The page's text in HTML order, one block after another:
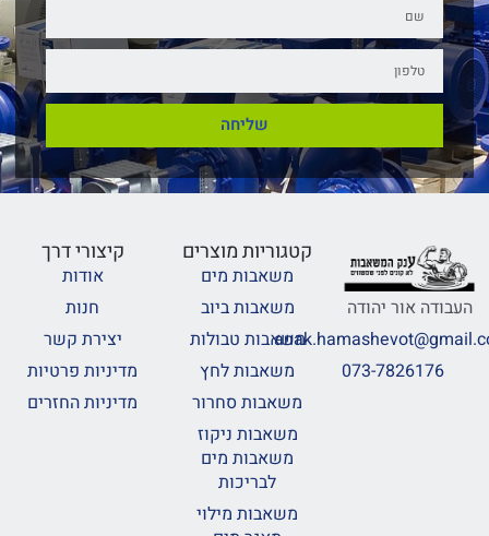
שליחה
העבודה אור יהודה
073-7826176
קטגוריות מוצרים
משאבות מים
משאבות ביוב
משאבות טבולות
משאבות לחץ
משאבות סחרור
משאבות ניקוז
משאבות מים
לבריכות
משאבות מילוי
קיצורי דרך
אודות
חנות
יצירת קשר
מדיניות פרטיות
מדיניות החזרים